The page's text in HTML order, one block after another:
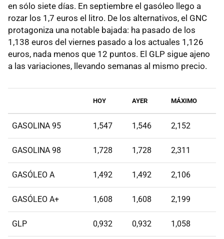
en sólo siete días. En septiembre el gasóleo llego a
rozar los 1,7 euros el litro. De los alternativos, el GNC
protagoniza una notable bajada: ha pasado de los
1,138 euros del viernes pasado a los actuales 1,126
euros, nada menos que 12 puntos. El GLP sigue ajeno
a las variaciones, llevando semanas al mismo precio.
HOY AYER MÁXIMO
GASOLINA 95 1,547 1,546 2,152
GASOLINA 98 1,728 1,728 2,311
GASÓLEO A 1,492 1,492 2,106
GASÓLEO A+ 1,608 1,608 2,199
GLP 0,932 0,932 1,058